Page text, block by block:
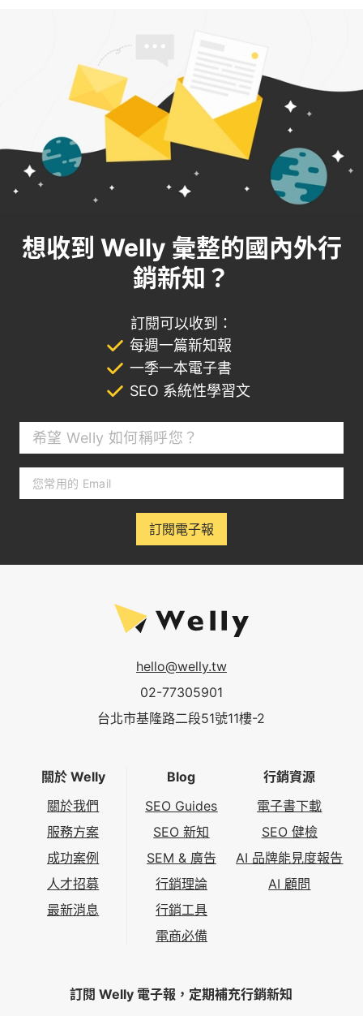
想收到 Welly 彙整的國內外行
銷新知？
訂閱可以收到：
每週一篇新知報
一季一本電子書
SEO 系統性學習文
訂閱電子報
hello@welly.tw
02-77305901
台北市基隆路二段51號11樓-2
關於 Welly
關於我們
服務方案
成功案例
人才招募
最新消息
Blog
SEO Guides
SEO 新知
SEM & 廣告
行銷理論
行銷工具
電商必備
行銷資源
電子書下載
SEO 健檢
AI 品牌能見度報告
AI 顧問
訂閱 Welly 電子報，定期補充行銷新知